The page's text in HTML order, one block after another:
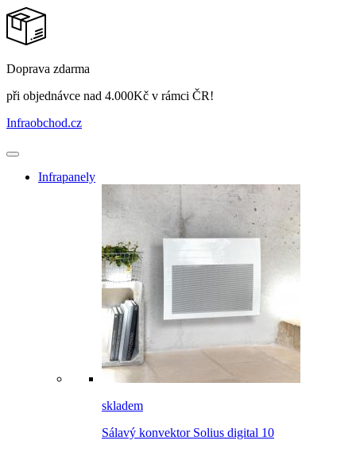
Doprava zdarma
při objednávce nad 4.000Kč v rámci ČR!
Infraobchod.cz
Infrapanely
skladem
Sálavý konvektor Solius digital 10